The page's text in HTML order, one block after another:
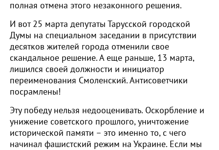
полная отмена этого незаконного решения.
И вот 25 марта депутаты Тарусской городской
Думы на специальном заседании в присутствии
десятков жителей города отменили свое
скандальное решение. А еще раньше, 13 марта,
лишился своей должности и инициатор
переименования Смоленский. Антисоветчики
посрамлены!
Эту победу нельзя недооценивать. Оскорбление и
унижение советского прошлого, уничтожение
исторической памяти – это именно то, с чего
начинал фашистский режим на Украине. Если мы